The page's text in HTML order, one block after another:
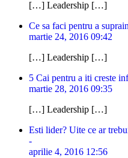
[…] Leadership […]
Ce sa faci pentru a
martie 24, 2016 09:42
[…] Leadership […]
5 Cai pentru a iti creste
martie 28, 2016 09:35
[…] Leadership […]
Esti lider? Uite ce ar
-
aprilie 4, 2016 12:56